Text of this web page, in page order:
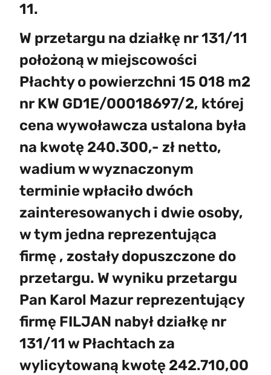
11.
W przetargu na działkę nr 131/11
położoną w miejscowości
Płachty o powierzchni 15 018 m2
nr KW GD1E/00018697/2, której
cena wywoławcza ustalona była
na kwotę 240.300,- zł netto,
wadium w wyznaczonym
terminie wpłaciło dwóch
zainteresowanych i dwie osoby,
w tym jedna reprezentująca
firmę , zostały dopuszczone do
przetargu. W wyniku przetargu
Pan Karol Mazur reprezentujący
firmę FILJAN nabył działkę nr
131/11 w Płachtach za
wylicytowaną kwotę 242.710,00